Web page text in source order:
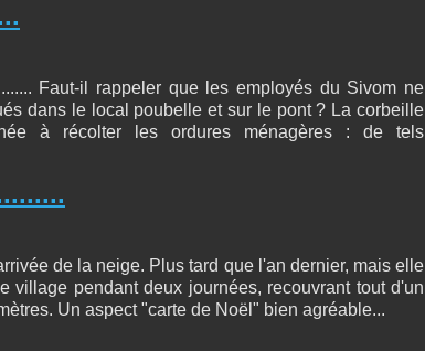
Faut-il rappeler que les employés du Sivom ne
dans le local poubelle et sur le pont ? La corbeille
à récolter les ordures ménagères : de tels
de la neige. Plus tard que l'an dernier, mais elle
village pendant deux journées, recouvrant tout d'un
Un aspect "carte de Noël" bien agréable...